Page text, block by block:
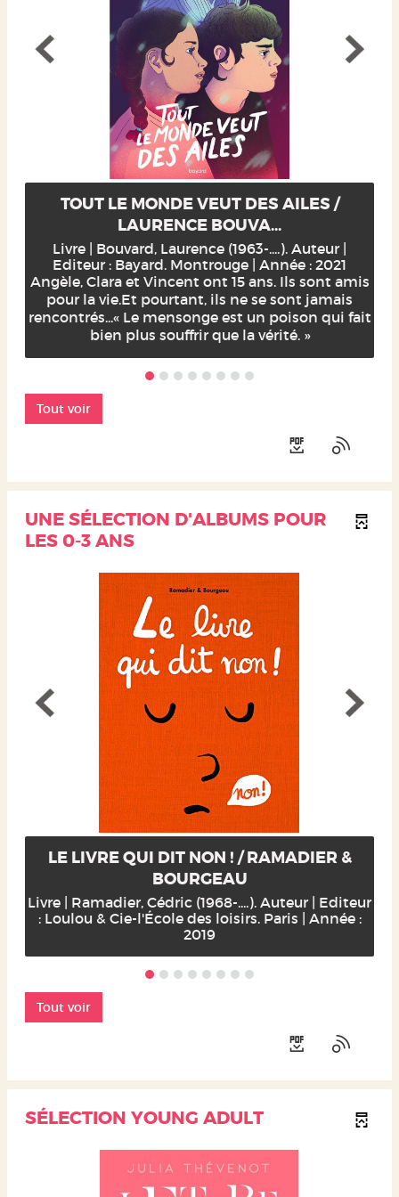
TOUT LE MONDE VEUT DES AILES /
LAURENCE BOUVA...
Livre | Bouvard, Laurence (1963-....). Auteur |
Editeur : Bayard. Montrouge | Année : 2021
Angèle, Clara et Vincent ont 15 ans. Ils sont amis
pour la vie.Et pourtant, ils ne se sont jamais
rencontrés...« Le mensonge est un poison qui fait
bien plus souffrir que la vérité. »
Tout voir
UNE SÉLECTION D'ALBUMS POUR
LES 0-3 ANS
LE LIVRE QUI DIT NON ! / RAMADIER &
BOURGEAU
Livre | Ramadier, Cédric (1968-....). Auteur | Editeur
: Loulou & Cie-l'École des loisirs. Paris | Année :
2019
Tout voir
SÉLECTION YOUNG ADULT